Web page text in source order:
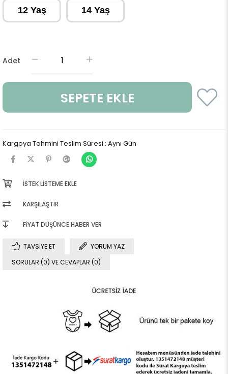
12 Yaş 14 Yaş
Adet
Kargoya Tahmini Teslim Süresi : Aynı Gün
İSTEK LISTEME EKLE
KARŞILAŞTIR
FIYAT DÜŞÜNCE HABER VER
TAVSIYE ET
YORUM YAZ
SORULAR (0) VE CEVAPLAR (0)